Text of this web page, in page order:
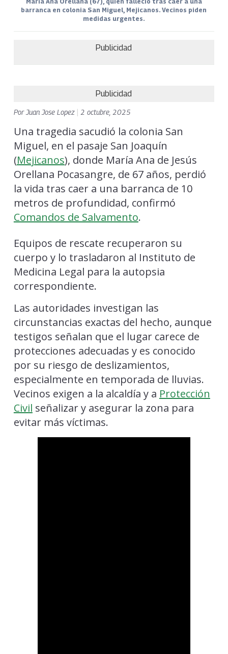
barranca en colonia San Miguel, Mejicanos. Vecinos piden
medidas urgentes.
Publicidad
Publicidad
Por Juan Jose Lopez 2 octubre, 2025
Una tragedia sacudió la colonia San
Miguel, en el pasaje San Joaquín
(Mejicanos), donde María Ana de Jesús
Orellana Pocasangre, de 67 años, perdió
la vida tras caer a una barranca de 10
metros de profundidad, confirmó
Comandos de Salvamento.
Equipos de rescate recuperaron su
cuerpo y lo trasladaron al Instituto de
Medicina Legal para la autopsia
correspondiente.
Las autoridades investigan las
circunstancias exactas del hecho, aunque
testigos señalan que el lugar carece de
protecciones adecuadas y es conocido
por su riesgo de deslizamientos,
especialmente en temporada de lluvias.
Vecinos exigen a la alcaldía y a Protección
Civil señalizar y asegurar la zona para
evitar más víctimas.